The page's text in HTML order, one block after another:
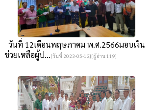
วันที่ 12เดือนพฤษภาคม พ.ศ.2566มอบเงิน
ช่วยเหลือผู้ป...[วันที่ 2023-05-12][ผู้อ่าน 119]